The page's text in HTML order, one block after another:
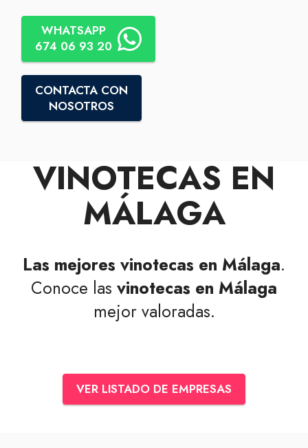
WHATSAPP
674 06 93 20
CONTACTA CON
NOSOTROS
VINOTECAS EN
MÁLAGA
Las mejores vinotecas en Málaga.
Conoce las vinotecas en Málaga
mejor valoradas.
VER LISTADO DE EMPRESAS